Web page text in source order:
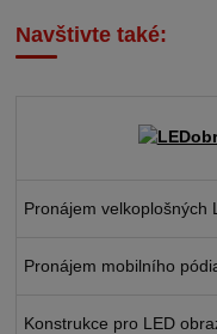
Navštivte také:
Pronájem velkoplošných
Pronájem mobilního
Konstrukce pro LED